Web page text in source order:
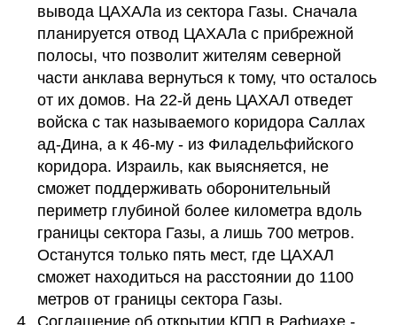
вывода ЦАХАЛа из сектора Газы. Сначала
планируется отвод ЦАХАЛа с прибрежной
полосы, что позволит жителям северной
части анклава вернуться к тому, что осталось
от их домов. На 22-й день ЦАХАЛ отведет
войска с так называемого коридора Саллах
ад-Дина, а к 46-му - из Филадельфийского
коридора. Израиль, как выясняется, не
сможет поддерживать оборонительный
периметр глубиной более километра вдоль
границы сектора Газы, а лишь 700 метров.
Останутся только пять мест, где ЦАХАЛ
сможет находиться на расстоянии до 1100
метров от границы сектора Газы.